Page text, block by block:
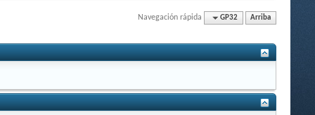
Navegación rápida GP32 Arriba